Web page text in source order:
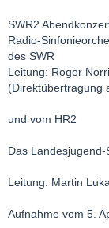
SWR2
Radio-
des SWR
Leitung: Roger
(Direktübertragung
und vom HR2
Das
Leitung: Martin
Aufnahme vom 5.